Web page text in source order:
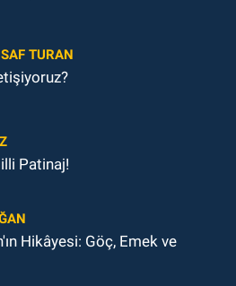
TURAN
Patinaj!
Hikâyesi: Göç, Emek ve